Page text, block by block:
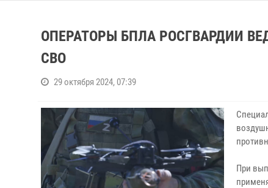
ОПЕРАТОРЫ БПЛА РОСГВАРДИИ
СВО
29 октября 2024, 07:39
При